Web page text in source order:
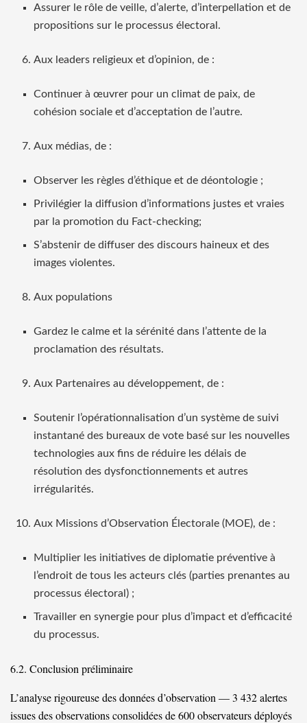
Assurer le rôle de veille, d’alerte, d’interpellation et de
propositions sur le processus électoral.
Aux leaders religieux et d’opinion, de :
Continuer à œuvrer pour un climat de paix, de
cohésion sociale et d’acceptation de l’autre.
Aux médias, de :
Observer les règles d’éthique et de déontologie ;
Privilégier la diffusion d’informations justes et vraies
par la promotion du Fact-checking;
S’abstenir de diffuser des discours haineux et des
images violentes.
Aux populations
Gardez le calme et la sérénité dans l’attente de la
proclamation des résultats.
Aux Partenaires au développement, de :
Soutenir l’opérationnalisation d’un système de suivi
instantané des bureaux de vote basé sur les nouvelles
technologies aux fins de réduire les délais de
résolution des dysfonctionnements et autres
irrégularités.
Aux Missions d’Observation Électorale (MOE), de :
Multiplier les initiatives de diplomatie préventive à
l’endroit de tous les acteurs clés (parties prenantes au
processus électoral) ;
Travailler en synergie pour plus d’impact et d’efficacité
du processus.
6.2. Conclusion préliminaire
L’analyse rigoureuse des données d’observation — 3 432 alertes
issues des observations consolidées de 600 observateurs déployés